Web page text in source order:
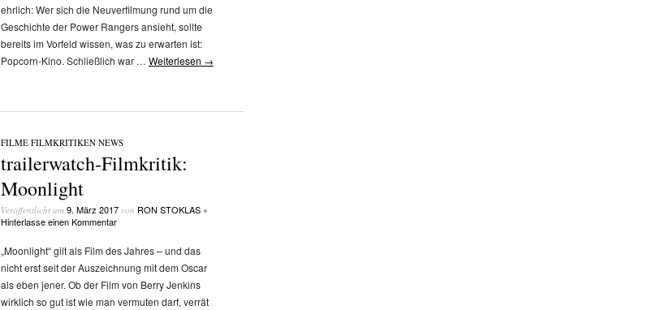
ehrlich: Wer sich die Neuverfilmung rund um die
Geschichte der Power Rangers ansieht, sollte
bereits im Vorfeld wissen, was zu erwarten ist:
Popcorn-Kino. Schließlich war … Weiterlesen →
FILME/FILMKRITIKEN/NEWS
trailerwatch-Filmkritik:
Moonlight
Veröffentlicht am 9. März 2017von RON STOKLAS •
Hinterlasse einen Kommentar
„Moonlight“ gilt als Film des Jahres – und das
nicht erst seit der Auszeichnung mit dem Oscar
als eben jener. Ob der Film von Berry Jenkins
wirklich so gut ist wie man vermuten darf, verrät